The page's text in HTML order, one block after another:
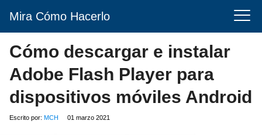
Mira Cómo Hacerlo
Cómo descargar e instalar
Adobe Flash Player para
dispositivos móviles Android
Escrito por: MCH 01 marzo 2021